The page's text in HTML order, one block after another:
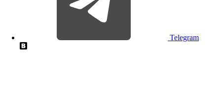
Telegram